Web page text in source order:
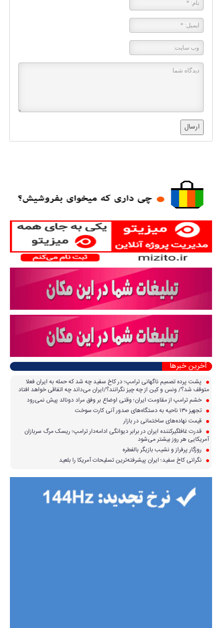
ارسال
آخرین خبرها
پشت پرده تصمیم ناگهانی ترامپ؛ در کاخ سفید چه شد که حمله به ایران فعلا
متوقف شد؟/ ونس و کین از چه چیز نگرانند؟/ایران می‌داند چه اتفاقی خواهد افتاد
خشم ترامپ از مقاومت ایران؛ وقتی اوضاع بر وفق مراد دونالد پیش نمی‌رود
تجهیز ۱۳۰ ناحیه به دستگاه‌های صدور آنی کارت سوخت
قیمت نهاده‌های ساختمانی در بازار
قدرت غافلگیرکننده ایران در برابر دیوانگی ادامه‌دار ترامپ؛ ریسک مرگ سربازان
آمریکایی هر روز بیشتر می‌شود
روزگار پرفراز و نشیب بازیگر بالفطره
نگرانی کاخ سفید؛ ایران پیشرفته‌ترین تسلیحات آمریکا را بلعید